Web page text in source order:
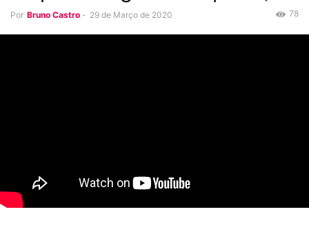
Por Bruno Castro - 29 de Março de 2020 78